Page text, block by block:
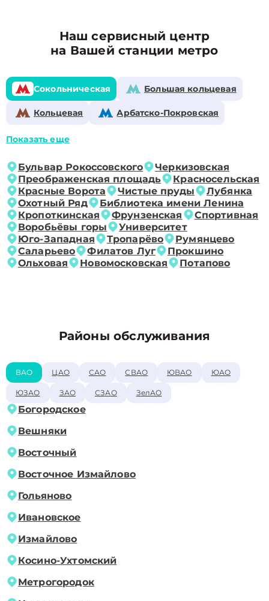
Наш сервисный центр
на Вашей станции метро
Сокольническая Большая кольцевая
Кольцевая Арбатско-Покровская
Показать еще
Бульвар Рокоссовского
Черкизовская
Преображенская площадь
Красносельская
Красные Ворота
Чистые пруды
Лубянка
Охотный Ряд
Библиотека имени Ленина
Кропоткинская
Фрунзенская
Спортивная
Воробьёвы горы
Университет
Юго-Западная
Тропарёво
Румянцево
Саларьево
Филатов Луг
Прокшино
Ольховая
Новомосковская Потапово
Районы обслуживания
ВАО ЦАО САО СВАО ЮВАО ЮАО
ЮЗАО ЗАО СЗАО ЗелАО
Богородское
Вешняки
Восточный
Восточное Измайлово
Гольяново
Ивановское
Измайлово
Косино-Ухтомский
Метрогородок